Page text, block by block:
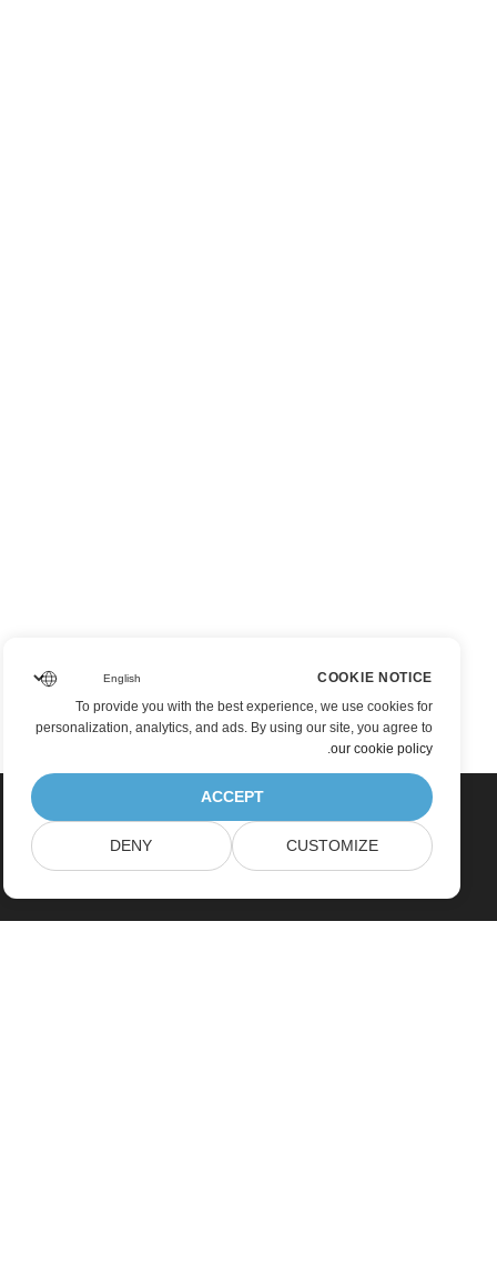
COOKIE NOTICE
To provide you with the best experience, we use cookies for
personalization, analytics, and ads. By using our site, you agree to
our cookie policy
.
ACCEPT
CUSTOMIZE
DENY